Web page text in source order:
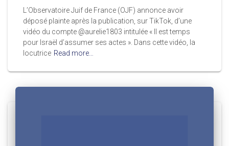
L’Observatoire Juif de France (OJF) annonce avoir
déposé plainte après la publication, sur TikTok, d’une
vidéo du compte @aurelie1803 intitulée « Il est temps
pour Israël d’assumer ses actes ». Dans cette vidéo, la
locutrice Read more…